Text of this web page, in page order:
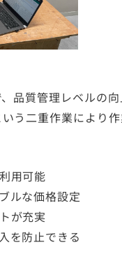
品質管理レベルの
う二重作業により
用可能
ルな価格設定
が充実
を防止できる